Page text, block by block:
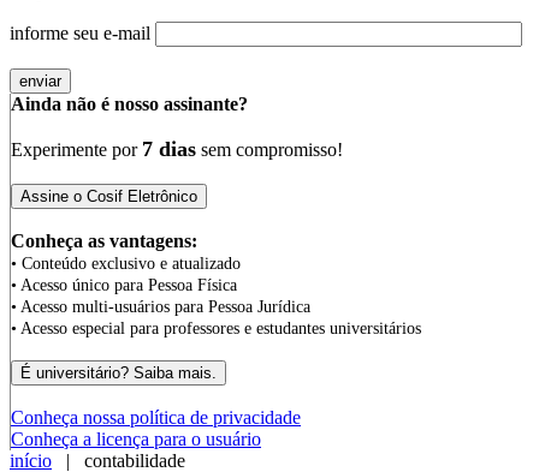
informe seu e-mail
Ainda não é nosso assinante?
Experimente por 7 dias sem compromisso!
Conheça as vantagens:
• Conteúdo exclusivo e atualizado
• Acesso único para Pessoa Física
• Acesso multi-usuários para Pessoa Jurídica
• Acesso especial para professores e estudantes universitários
Conheça nossa política de privacidade
Conheça a licença para o usuário
início | contabilidade